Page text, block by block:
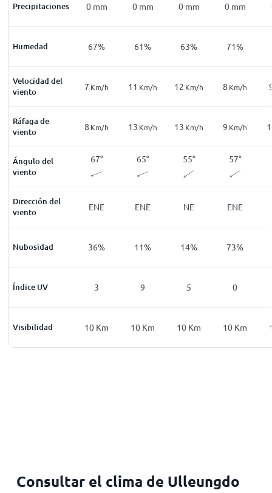
Precipitaciones
mm 0mm 0 mm 0 mm 0 mm 0 mm
Humedad
81 67% 61% 63% 71%
Velocidad del
viento
h 3 Km/h 7 Km/h 11 Km/h 12 Km/h 8 Km/h
Ráfaga de
viento
h 5 Km/h 8 Km/h 13 Km/h 13 Km/h 9 Km/h
Ángulo del
viento
73 67° 65° 55° 57°
Dirección del
viento
ENE ENE ENE NE ENE
Nubosidad
42% 36% 11% 14% 73%
Índice UV 3 9 5 0
Visibilidad
Km 10Km 10 Km 10 Km 10 Km 10 Km
Consultar el clima de Ulleungdo